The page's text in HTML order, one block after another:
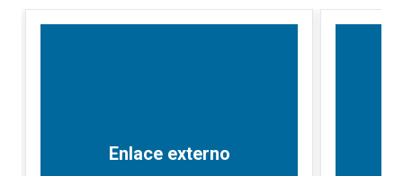
Enlace externo